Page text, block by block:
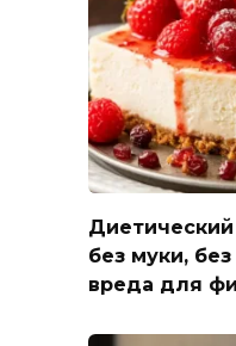
Диетический
без муки,
вреда для